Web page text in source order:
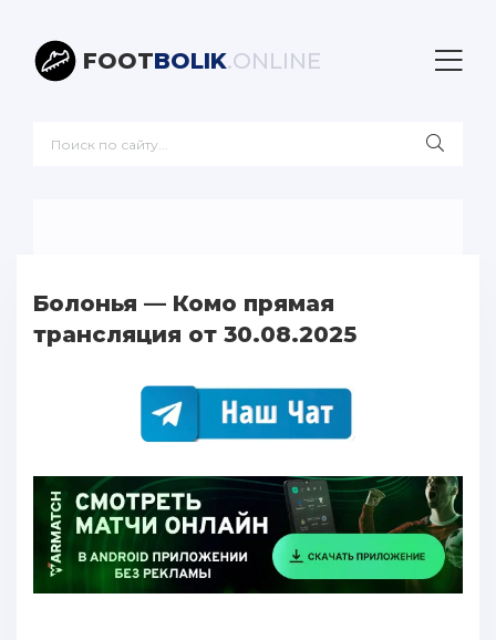
FOOTBOLIK.ONLINE
Болонья — Комо прямая
трансляция от 30.08.2025